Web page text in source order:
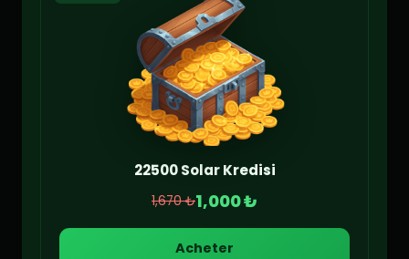
22500 Solar Kredisi
1,670 ₺1,000 ₺
Acheter